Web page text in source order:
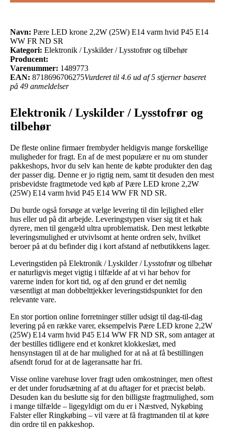
Navn: Pære LED krone 2,2W (25W) E14 varm hvid P45 E14
WW FR ND SR
Kategori: Elektronik / Lyskilder / Lysstofrør og tilbehør
Producent:
Varenummer: 1489773
EAN: 8718696706275Vurderet til 4.6 ud af 5 stjerner baseret
på 49 anmeldelser
Elektronik / Lyskilder / Lysstofrør og
tilbehør
De fleste online firmaer frembyder heldigvis mange forskellige
muligheder for fragt. En af de mest populære er nu om stunder
pakkeshops, hvor du selv kan hente de købte produkter den dag
der passer dig. Denne er jo rigtig nem, samt tit desuden den mest
prisbevidste fragtmetode ved køb af Pære LED krone 2,2W
(25W) E14 varm hvid P45 E14 WW FR ND SR.
Du burde også forsøge at vælge levering til din lejlighed eller
hus eller ud på dit arbejde. Leveringstypen viser sig tit et hak
dyrere, men til gengæld ultra uproblematisk. Den mest letkøbte
leveringsmulighed er utvivlsomt at hente ordren selv, hvilket
beroer på at du befinder dig i kort afstand af netbutikkens lager.
Leveringstiden på Elektronik / Lyskilder / Lysstofrør og tilbehør
er naturligvis meget vigtig i tilfælde af at vi har behov for
varerne inden for kort tid, og af den grund er det nemlig
væsentligt at man dobbelttjekker leveringstidspunktet for den
relevante vare.
En stor portion online forretninger stiller udsigt til dag-til-dag
levering på en række varer, eksempelvis Pære LED krone 2,2W
(25W) E14 varm hvid P45 E14 WW FR ND SR, som antager at
der bestilles tidligere end et konkret klokkeslæt, med
hensynstagen til at de har mulighed for at nå at få bestillingen
afsendt forud for at de lageransatte har fri.
Visse online varehuse lover fragt uden omkostninger, men oftest
er det under forudsætning af at du aftager for et præcist beløb.
Desuden kan du beslutte sig for den billigste fragtmulighed, som
i mange tilfælde – ligegyldigt om du er i Næstved, Nykøbing
Falster eller Ringkøbing – vil være at få fragtmanden til at køre
din ordre til en pakkeshop.